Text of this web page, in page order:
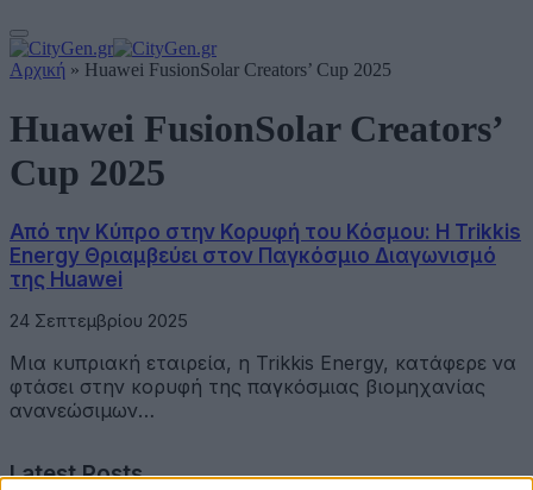
Αρχική » Huawei FusionSolar Creators’ Cup 2025
Huawei FusionSolar Creators’
Cup 2025
Από την Κύπρο στην Κορυφή του Κόσμου: Η Trikkis
Energy Θριαμβεύει στον Παγκόσμιο Διαγωνισμό
της Huawei
24 Σεπτεμβρίου 2025
Μια κυπριακή εταιρεία, η Trikkis Energy, κατάφερε να
φτάσει στην κορυφή της παγκόσμιας βιομηχανίας
ανανεώσιμων…
Latest Posts